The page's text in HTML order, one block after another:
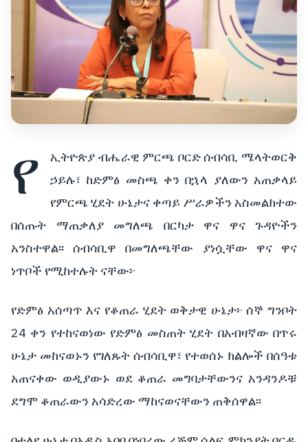
የ ኢትዮጵያ ብሔራዊ ምርጫ ቦርድ ሰብሳቢ ሜላትወርቅ
ኃይሉ፣ ከድምፅ መስጫ ቀን በኋላ ያለውን አጠቃላይ
የምርጫ ሂደት ሁኔታና ቀጣይ ሥራዎችን አስመልክተው
በሰጡት
ማጠቃለያ መግለጫ በርካታ ዋና ዋና
ጉዳዮችን
አንስተዋል፡፡
ሰብሳቢዋ በመግለጫቸው ያነሷቸው ዋና
ዋና
ነጥቦች የሚከተሉት ናቸው፦
የድምፅ አሰጣጥ እና የቆጠራ ሂደት ወቅታዊ ሁኔታ፦ ሰኞ ግንቦት
24 ቀን የተከናወነው የድምፅ መስጠት ሂደት በአብዛኛው በጥሩ
ሁኔታ መከናወኑን የገለጹት ሰብሳቢዋ፣ የተወሰኑ ክልሎች በሰዓቱ
አጠናቀው ወዲያውኑ ወደ ቆጠራ መግባታቸውንና አንዳንዶቹ
ደግሞ ቆጠራውን አሳድረው ማከናወናቸውን ጠቅሰዋል፡፡